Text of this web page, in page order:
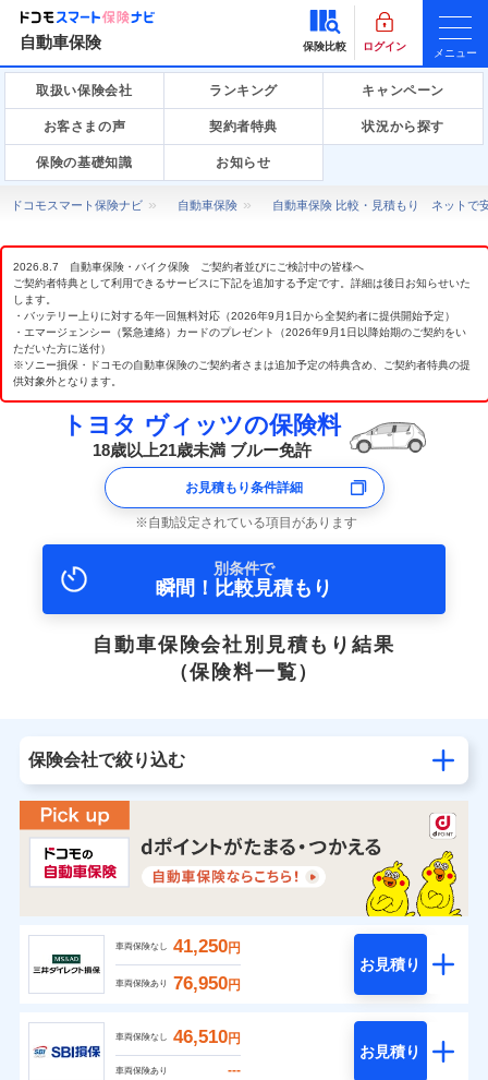
自動車保険 保険比較 ログイン
メニュー
取扱い保険会社 ランキング キャンペーン
お客さまの声 契約者特典 状況から探す
保険の基礎知識 お知らせ
ドコモスマート保険ナビ 自動車保険 自動車保険 比較・見積もり ネットで
2026.8.7 自動車保険・バイク保険 ご契約者並びにご検討中の皆様へ
ご契約者特典として利用できるサービスに下記を追加する予定です。詳細は後日お知らせいた
します。
・バッテリー上りに対する年一回無料対応（2026年9月1日から全契約者に提供開始予定）
・エマージェンシー（緊急連絡）カードのプレゼント（2026年9月1日以降始期のご契約をい
ただいた方に送付）
※ソニー損保・ドコモの自動車保険のご契約者さまは追加予定の特典含め、ご契約者特典の提
供対象外となります。
トヨタ ヴィッツの保険料
18歳以上21歳未満 ブルー免許
お見積もり条件詳細
自動設定されている項目があります
別条件で
瞬間！比較見積もり
自動車保険会社別見積もり結果
（保険料一覧）
保険会社で絞り込む
車両保険なし 41,250円
車両保険あり 76,950円
お見積り
車両保険なし 46,510円
車両保険あり ---
お見積り